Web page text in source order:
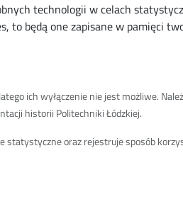
technologii w celach
to będą one zapisane w pamięci
ich wyłączenie nie jest możliwe.
historii Politechniki Łódzkiej.
statystyczne oraz rejestruje sposób
Migowym